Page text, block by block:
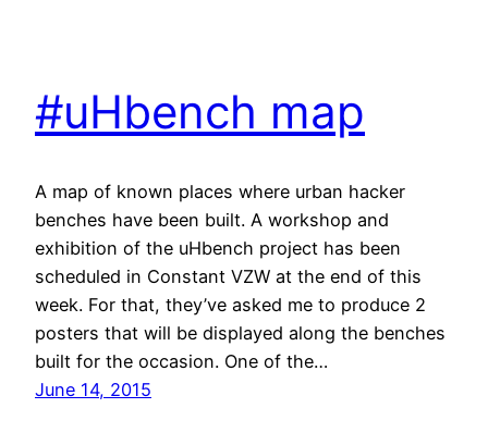
#uHbench map
A map of known places where urban hacker
benches have been built. A workshop and
exhibition of the uHbench project has been
scheduled in Constant VZW at the end of this
week. For that, they’ve asked me to produce 2
posters that will be displayed along the benches
built for the occasion. One of the…
June 14, 2015